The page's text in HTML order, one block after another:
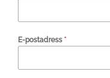
E-postadress *